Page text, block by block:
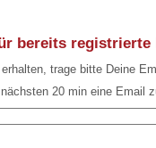
bereits registrierte
trage bitte Deine
20 min eine Email